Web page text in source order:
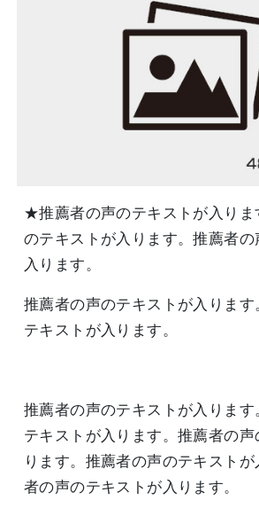
★推薦者の声のテキストが入りま
のテキストが入ります。推薦者
入ります。
推薦者の声のテキストが入りま
テキストが入ります。
推薦者の声のテキストが入りま
テキストが入ります。推薦者の声
ります。推薦者の声のテキスト
者の声のテキストが入ります。